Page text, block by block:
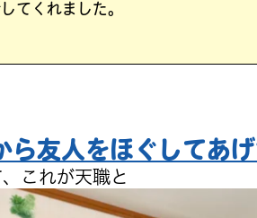
てくれました。
ら友人をほぐしてあ
これが天職と